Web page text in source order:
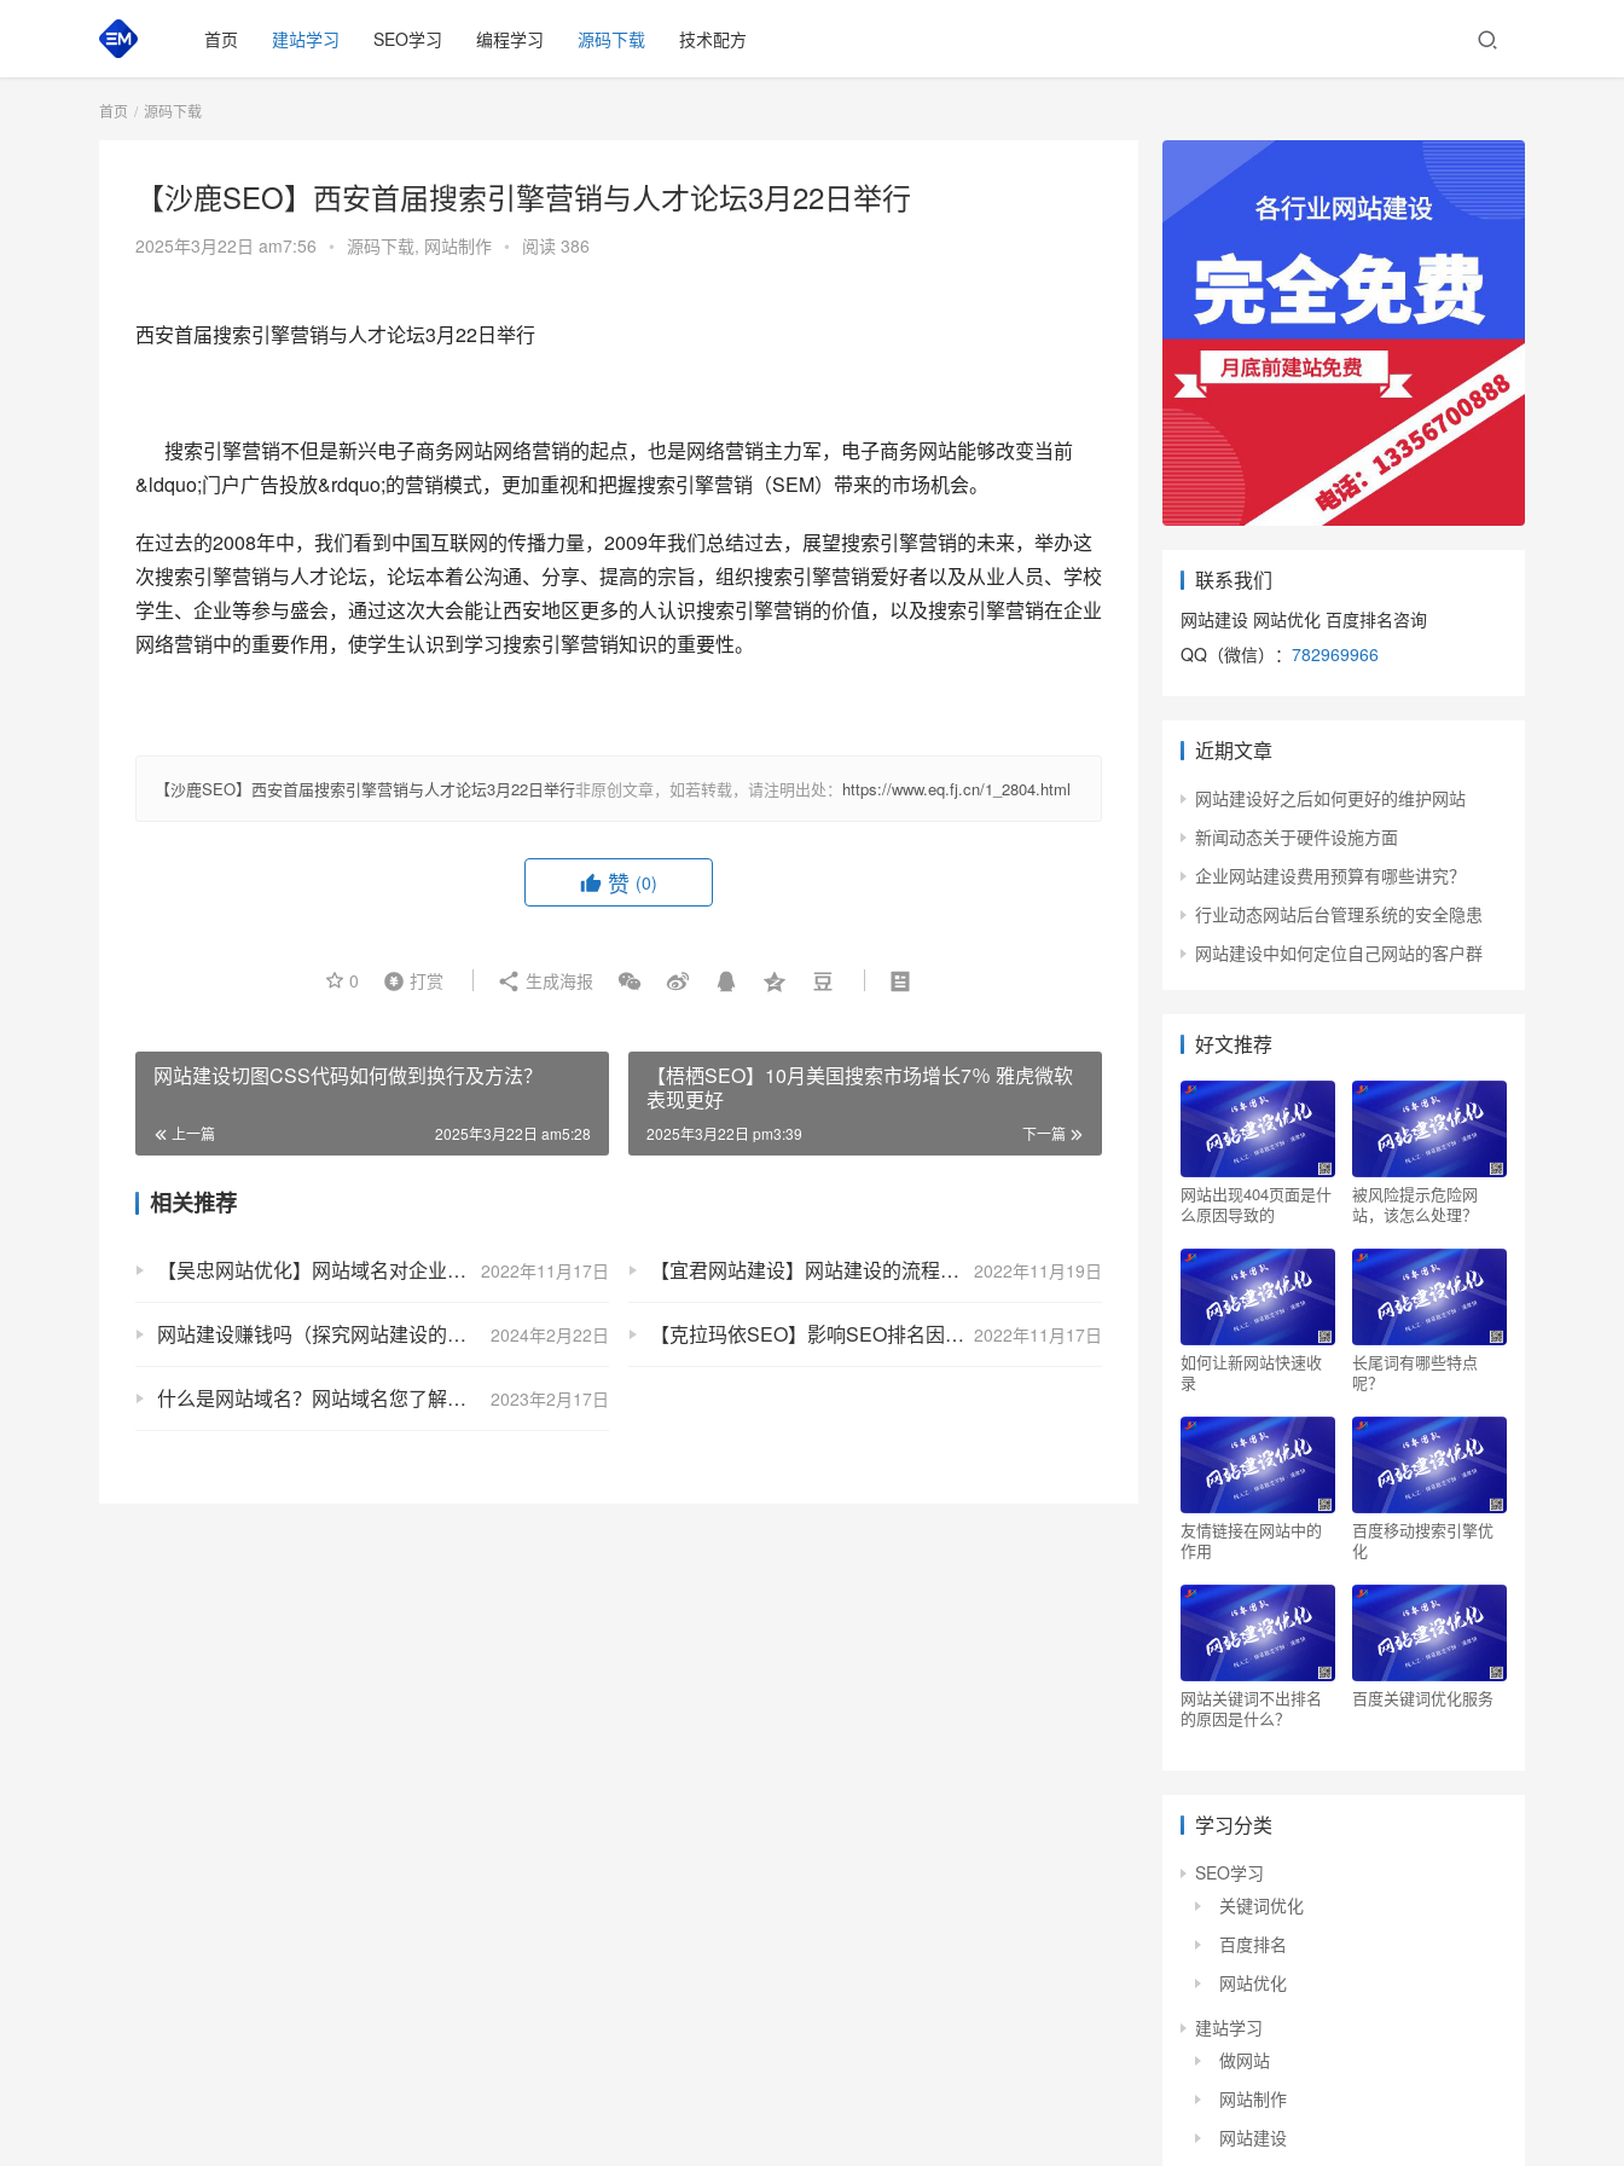
首页 建站学习 SEO学习 编程学习 源码下载 技术配方
首页 源码下载
【沙鹿SEO】西安首届搜索引擎营销与人才论坛3月22日举行
2025年3月22日 am7:56 • 源码下载, 网站制作 • 阅读 386
西安首届搜索引擎营销与人才论坛3月22日举行
搜索引擎营销不但是新兴电子商务网站网络营销的起点，也是网络营销主力军，电子商务网站能够改变当前
&ldquo;门户广告投放&rdquo;的营销模式，更加重视和把握搜索引擎营销（SEM）带来的市场机会。
在过去的2008年中，我们看到中国互联网的传播力量，2009年我们总结过去，展望搜索引擎营销的未来，举办这
次搜索引擎营销与人才论坛，论坛本着公沟通、分享、提高的宗旨，组织搜索引擎营销爱好者以及从业人员、学校
学生、企业等参与盛会，通过这次大会能让西安地区更多的人认识搜索引擎营销的价值，以及搜索引擎营销在企业
网络营销中的重要作用，使学生认识到学习搜索引擎营销知识的重要性。
【沙鹿SEO】西安首届搜索引擎营销与人才论坛3月22日举行非原创文章，如若转载，请注明出处： https://www.eq.fj.cn/1_2804.html
赞 (0)
0 打赏 生成海报
网站建设切图CSS代码如何做到换行及方法？
上一篇 2025年3月22日 am5:28
【梧栖SEO】10月美国搜索市场增长7％ 雅虎微软
表现更好
下一篇
2025年3月22日 pm3:39
相关推荐
2022年11月17日
【吴忠网站优化】网站域名对企业有什么作用？网站域名对企业重要性 2022年11月19日
【宜君网站建设】网站建设的流程及步骤到底是什么？详细介绍
2024年2月22日
网站建设赚钱吗（探究网站建设的盈利潜力） 2022年11月17日
【克拉玛依SEO】影响SEO排名因素有哪些？影响SEO排名的因素介绍
2023年2月17日
什么是网站域名？网站域名您了解多少？
联系我们
网站建设 网站优化 百度排名咨询
QQ（微信）： 782969966
近期文章
网站建设好之后如何更好的维护网站
新闻动态关于硬件设施方面
企业网站建设费用预算有哪些讲究？
行业动态网站后台管理系统的安全隐患
网站建设中如何定位自己网站的客户群
好文推荐
网站出现404页面是什
么原因导致的
被风险提示危险网
站，该怎么处理？
如何让新网站快速收
录
长尾词有哪些特点
呢？
友情链接在网站中的
作用
百度移动搜索引擎优
化
网站关键词不出排名
的原因是什么？
百度关键词优化服务
学习分类
SEO学习
关键词优化
百度排名
网站优化
建站学习
做网站
网站制作
网站建设